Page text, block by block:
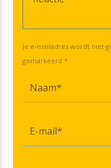
Je e-mailadres wordt niet
gemarkeerd *